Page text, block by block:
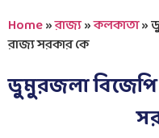
Home»রাজ্য»কলকাতা»
রাজ্য সরকার কে
ডুমুরজলা